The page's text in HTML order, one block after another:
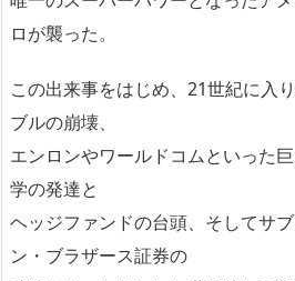
ロが襲った。
この出来事をはじめ、21世紀に入
ブルの崩壊、
エンロンやワールドコムといった
学の発達と
ヘッジファンドの台頭、そしてサ
ン・ブラザース証券の